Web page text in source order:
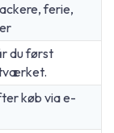
ferie,
du først
køb via e-